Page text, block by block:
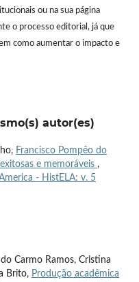
ou na sua página
o processo editorial, já que
como aumentar o impacto e
autor(es)
Francisco Pompêo do
e memoráveis ,
- HistELA: v. 5
Carmo Ramos, Cristina
Brito, Produção acadêmica